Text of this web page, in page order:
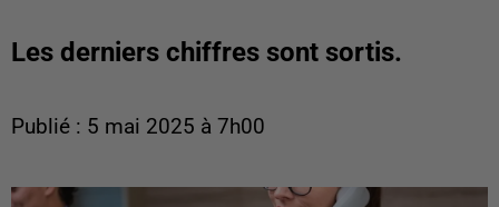
Les derniers chiffres sont sortis.
Publié : 5 mai 2025 à 7h00